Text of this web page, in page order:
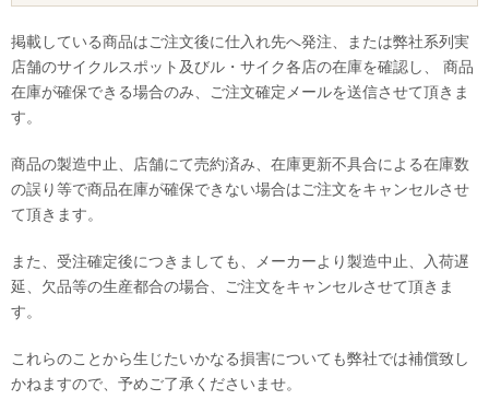
掲載している商品はご注文後に仕入れ先へ発注、または弊社系列実
店舗のサイクルスポット及びル・サイク各店の在庫を確認し、 商品
在庫が確保できる場合のみ、ご注文確定メールを送信させて頂きま
す。
商品の製造中止、店舗にて売約済み、在庫更新不具合による在庫数
の誤り等で商品在庫が確保できない場合はご注文をキャンセルさせ
て頂きます。
また、受注確定後につきましても、メーカーより製造中止、入荷遅
延、欠品等の生産都合の場合、ご注文をキャンセルさせて頂きま
す。
これらのことから生じたいかなる損害についても弊社では補償致し
かねますので、予めご了承くださいませ。